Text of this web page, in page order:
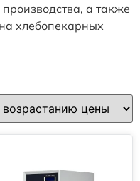
а также
хлебопекарных